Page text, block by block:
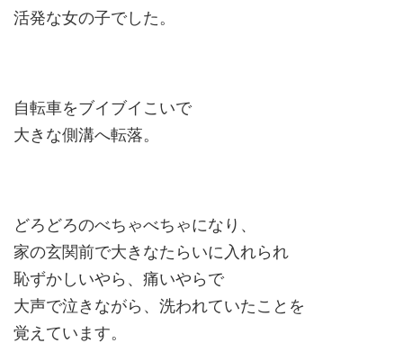
活発な女の子でした。
自転車をブイブイこいで
大きな側溝へ転落。
どろどろのべちゃべちゃになり、
家の玄関前で大きなたらいに入れられ
恥ずかしいやら、痛いやらで
大声で泣きながら、洗われていたことを
覚えています。